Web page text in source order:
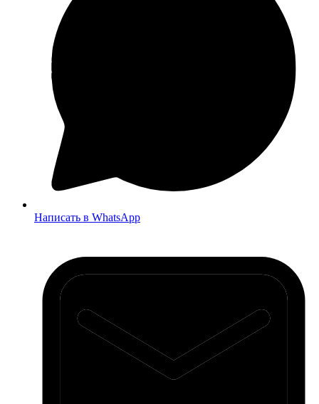
Написать в WhatsApp